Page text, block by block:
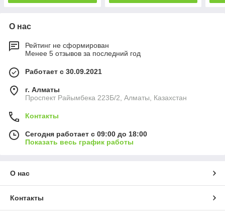
О нас
Рейтинг не сформирован
Менее 5 отзывов за последний год
Работает с 30.09.2021
г. Алматы
Проспект Райымбека 223Б/2, Алматы, Казахстан
Контакты
Сегодня работает с 09:00 до 18:00
Показать весь график работы
О нас
Контакты